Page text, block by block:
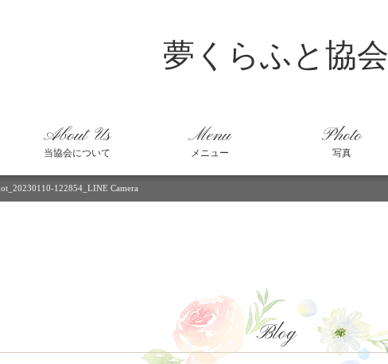
夢くらふと協会
About Us
当協会について
Menu
メニュー
Photo
写真
122854_LINE Camera
Blog